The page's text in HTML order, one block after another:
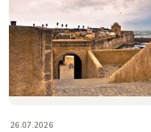
26.07.2026